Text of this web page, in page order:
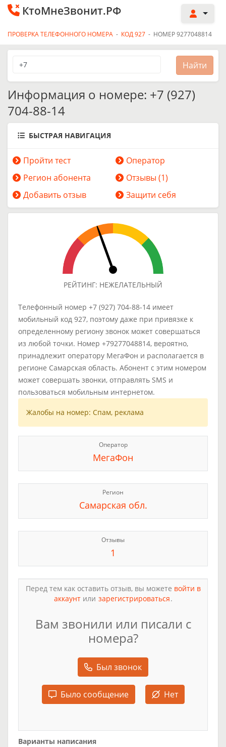
КтоМнеЗвонит.РФ
ПРОВЕРКА ТЕЛЕФОННОГО НОМЕРА - КОД 927 - НОМЕР 9277048814
Информация о номере: +7 (927)
704-88-14
БЫСТРАЯ НАВИГАЦИЯ
Пройти тест
Оператор
Регион абонента
Отзывы (1)
Добавить отзыв
Защити себя
РЕЙТИНГ: НЕЖЕЛАТЕЛЬНЫЙ
Телефонный номер +7 (927) 704-88-14 имеет
мобильный код 927, поэтому даже при привязке к
определенному региону звонок может совершаться
из любой точки. Номер +79277048814, вероятно,
принадлежит оператору МегаФон и располагается в
регионе Самарская область. Абонент с этим номером
может совершать звонки, отправлять SMS и
пользоваться мобильным интернетом.
Жалобы на номер: Спам, реклама
Оператор
МегаФон
Регион
Самарская обл.
Отзывы
1
Перед тем как оставить отзыв, вы можете войти в
аккаунтили зарегистрироваться.
Вам звонили или писали с
номера?
Был звонок
Было сообщение Нет
Варианты написания